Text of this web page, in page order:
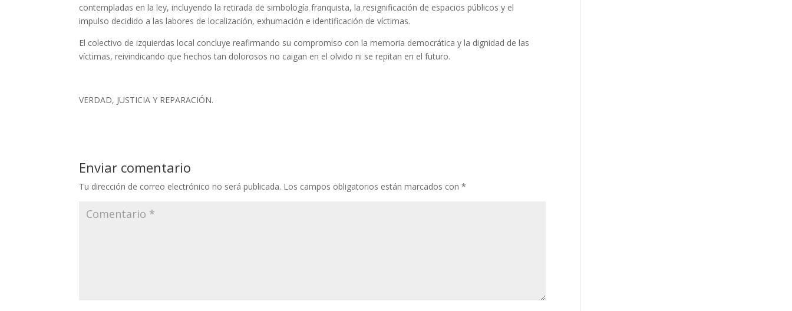
contempladas en la ley, incluyendo la retirada de simbología franquista, la resignificación de espacios públicos y el
impulso decidido a las labores de localización, exhumación e identificación de víctimas.
El colectivo de izquierdas local concluye reafirmando su compromiso con la memoria democrática y la dignidad de las
víctimas, reivindicando que hechos tan dolorosos no caigan en el olvido ni se repitan en el futuro.
VERDAD, JUSTICIA Y REPARACIÓN.
Enviar comentario
Tu dirección de correo electrónico no será publicada. Los campos obligatorios están marcados con*